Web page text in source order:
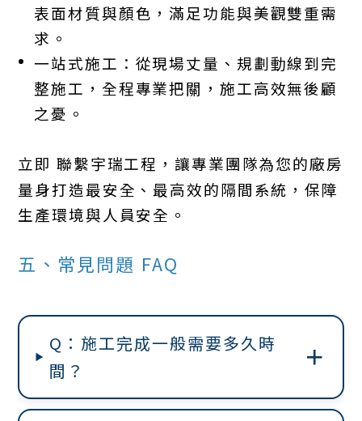
表面材質與顏色，滿足功能與美觀雙重需
求。
一站式施工：從現場丈量、規劃動線到完
整施工，全程專業把關，施工高效無後顧
之憂。
立即 聯繫宇瑞工程，讓專業團隊為您的廠房
量身打造最安全、最高效的隔間系統，保障
生產環境與人員安全。
五、常見問題 FAQ
Q：施工完成一般需要多久時
間？
＋